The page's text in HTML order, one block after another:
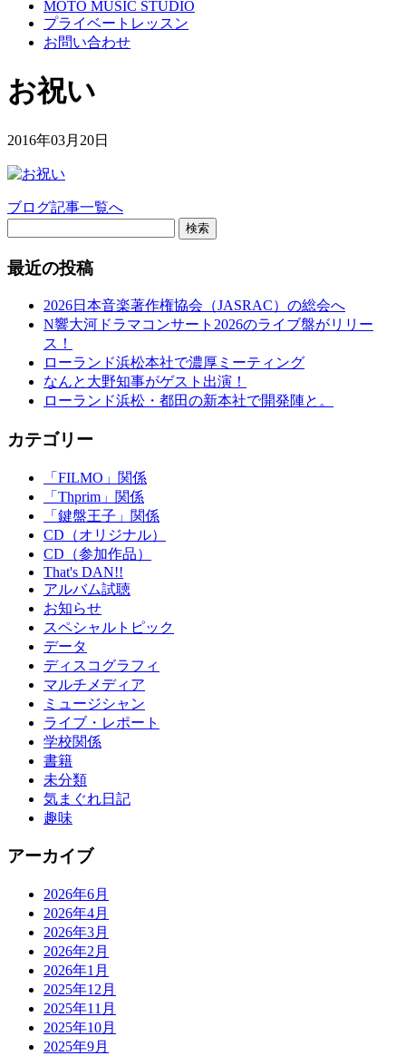
MOTO MUSIC STUDIO
プライベートレッスン
お問い合わせ
お祝い
2016年03月20日
ブログ記事一覧へ
検索
最近の投稿
2026日本音楽著作権協会（JASRAC）の総会へ
N響大河ドラマコンサート2026のライブ盤がリリー
ス！
ローランド浜松本社で濃厚ミーティング
なんと大野知事がゲスト出演！
ローランド浜松・都田の新本社で開発陣と。
カテゴリー
「FILMO」関係
「Thprim」関係
「鍵盤王子」関係
CD（オリジナル）
CD（参加作品）
That's DAN!!
アルバム試聴
お知らせ
スペシャルトピック
データ
ディスコグラフィ
マルチメディア
ミュージシャン
ライブ・レポート
学校関係
書籍
未分類
気まぐれ日記
趣味
アーカイブ
2026年6月
2026年4月
2026年3月
2026年2月
2026年1月
2025年12月
2025年11月
2025年10月
2025年9月